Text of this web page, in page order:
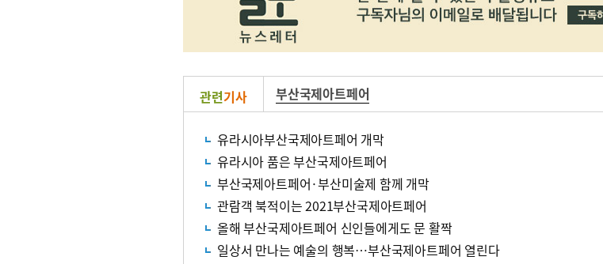
관련기사 부산국제아트페어
유라시아부산국제아트페어 개막
유라시아 품은 부산국제아트페어
부산국제아트페어·부산미술제 함께 개막
관람객 북적이는 2021부산국제아트페어
올해 부산국제아트페어 신인들에게도 문 활짝
일상서 만나는 예술의 행복…부산국제아트페어 열린다